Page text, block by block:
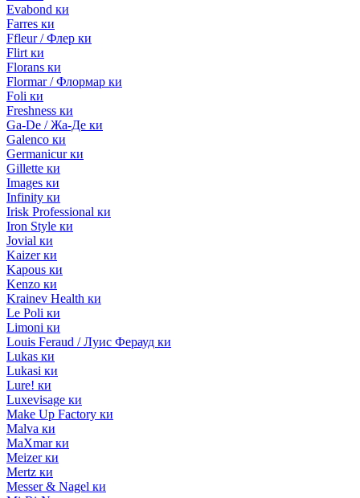
Evabond ки
Farres ки
Ffleur / Флер ки
Flirt ки
Florans ки
Flormar / Флормар ки
Foli ки
Freshness ки
Ga-De / Жа-Де ки
Galenco ки
Germanicur ки
Gillette ки
Images ки
Infinity ки
Irisk Professional ки
Iron Style ки
Jovial ки
Kaizer ки
Kapous ки
Kenzo ки
Krainev Health ки
Le Poli ки
Limoni ки
Louis Feraud / Луис Ферауд ки
Lukas ки
Lukasi ки
Lure! ки
Luxevisage ки
Make Up Factory ки
Malva ки
MaXmar ки
Meizer ки
Mertz ки
Messer & Nagel ки